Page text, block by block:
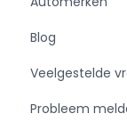
Blog
Veelgestelde
Probleem